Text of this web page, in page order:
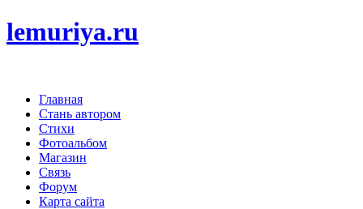
lemuriya.ru
Главная
Стань автором
Стихи
Фотоальбом
Магазин
Связь
Форум
Карта сайта